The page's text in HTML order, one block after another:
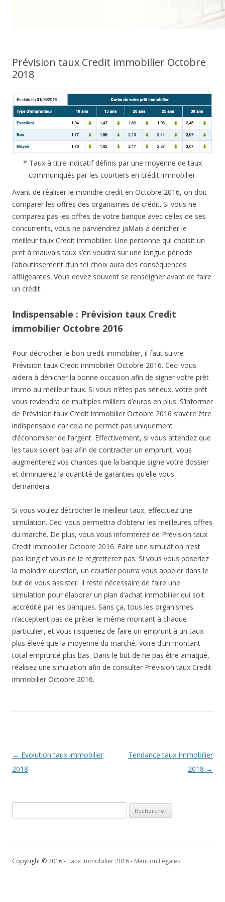
Prévision taux Credit immobilier Octobre
2018
* Taux à titre indicatif définis par une moyenne de taux
communiqués par les courtiers en crédit immobilier.
Avant de réaliser le moindre credit en Octobre 2016, on doit
comparer les offres des organismes de crédit. Si vous ne
comparez pas les offres de votre banque avec celles de ses
concurrents, vous ne parviendrez jaMais à dénicher le
meilleur taux Credit immobilier. Une personne qui choisit un
pret à mauvais taux s’en voudra sur une longue période.
l’aboutissement d’un tel choix aura des conséquences
affligeantes. Vous devez souvent se renseigner avant de faire
un crédit.
Indispensable : Prévision taux Credit
immobilier Octobre 2016
Pour décrocher le bon credit immobilier, il faut suivre
Prévision taux Credit immobilier Octobre 2016. Ceci vous
aidera à dénicher la bonne occasion afin de signer votre prêt
immo au meilleur taux. Si vous n’êtes pas sérieux, votre prêt
vous reviendra de multiples milliers d’euros en plus. S’informer
de Prévision taux Credit immobilier Octobre 2016 s’avère être
indispensable car cela ne permet pas uniquement
d’économiser de l’argent. Effectivement, si vous attendez que
les taux soient bas afin de contracter un emprunt, vous
augmenterez vos chances que la banque signe votre dossier
et diminuerez la quantité de garanties qu’elle vous
demandera.
Si vous voulez décrocher le meilleur taux, effectuez une
simulation. Ceci vous permettra d’obtenir les meilleures offres
du marché. De plus, vous vous informerez de Prévision taux
Credit immobilier Octobre 2016. Faire une simulation n’est
pas long et vous ne le regretterez pas. Si vous vous poseriez
la moindre question, un courtier pourra vous appeler dans le
but de vous assister. Il reste nécessaire de faire une
simulation pour élaborer un plan d’achat immobilier qui soit
accrédité par les banques. Sans ça, tous les organismes
n’acceptent pas de prêter le même montant à chaque
particulier, et vous risqueriez de faire un emprunt à un taux
plus élevé que la moyenne du marché, voire d’un montant
total emprunté plus bas. Dans le but de ne pas être arnaqué,
réalisez une simulation afin de consulter Prévision taux Credit
immobilier Octobre 2016.
Navigation
des
← Evolution taux immobilier
2018
Tendance taux Immobilier
2018 →
Copyright © 2016 -Taux Immobilier 2016- Mention Légales